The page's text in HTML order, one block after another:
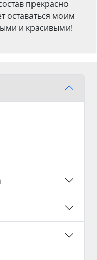
прекрасно
оставаться моим
и красивыми!